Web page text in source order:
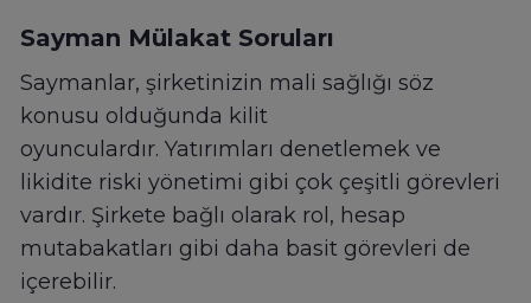
Sayman Mülakat Soruları
Saymanlar, şirketinizin mali sağlığı söz
konusu olduğunda kilit
oyunculardır. Yatırımları denetlemek ve
likidite riski yönetimi gibi çok çeşitli görevleri
vardır. Şirkete bağlı olarak rol, hesap
mutabakatları gibi daha basit görevleri de
içerebilir.